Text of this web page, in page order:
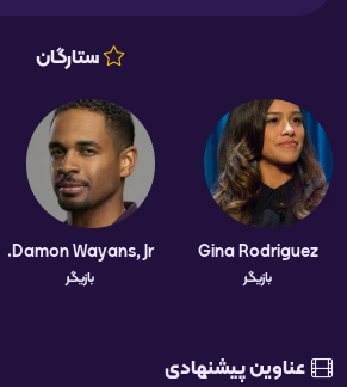
ستارگان
Gina Rodriguez
بازیگر
Damon Wayans, Jr.
بازیگر
عناوین پیشنهادی